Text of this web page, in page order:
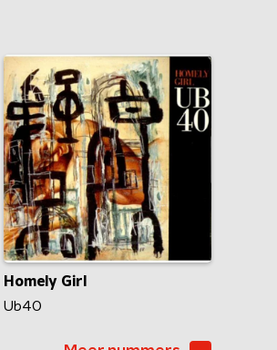
Homely Girl
Ub40